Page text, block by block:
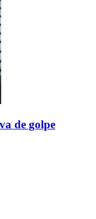
de golpe